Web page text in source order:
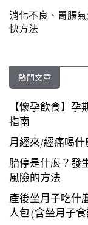
消化不良、胃脹
快方法
熱門文章
【懷孕飲食】
指南
月經來/經痛喝
胎停是什麼？發
風險的方法
產後坐月子吃什
人包(含坐月子